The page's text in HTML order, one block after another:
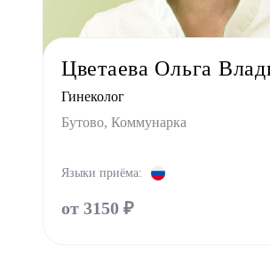
Цветаева Ольга
Гинеколог
Бутово, Коммунарка
Языки приёма:
от 3150 ₽